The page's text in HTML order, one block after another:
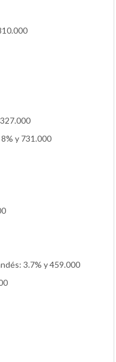
y 731.000
3.7% y 459.000